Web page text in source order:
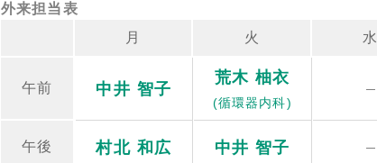
外来担当表
月
火 水
午前 中井 智子
荒木 柚衣
(循環器内科)
午後 村北 和広 中井 智子